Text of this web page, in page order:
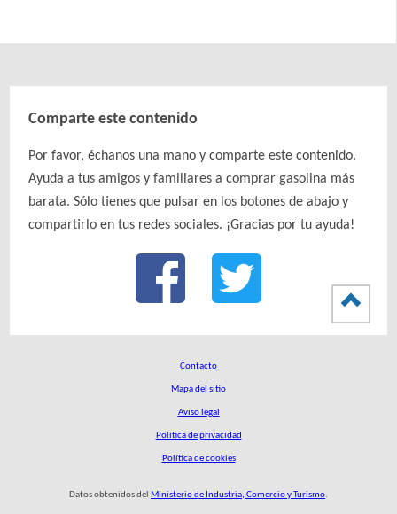
Comparte este contenido
Por favor, échanos una mano y comparte este contenido.
Ayuda a tus amigos y familiares a comprar gasolina más
barata. Sólo tienes que pulsar en los botones de abajo y
compartirlo en tus redes sociales. ¡Gracias por tu ayuda!
Contacto
Mapa del sitio
Aviso legal
Política de privacidad
Política de cookies
Datos obtenidos del Ministerio de Industria, Comercio y Turismo.